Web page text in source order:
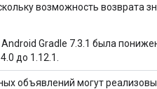
возможность возврата
Gradle 7.3.1 была
до 1.12.1.
объявлений могут